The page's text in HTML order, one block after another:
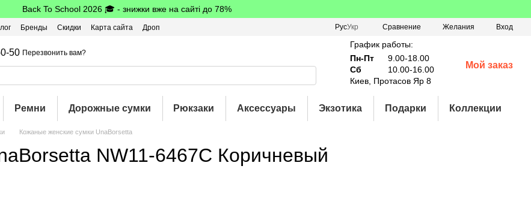
Back To School 2026 🎓 - знижки вже на сайті до 78%
Бренды Скидки Карта сайта
Дроп
РусУкр Сравнение Желания Вход
50 Перезвонить вам?
График работы:
Пн-Пт
9.00-18.00
Сб
10.00-16.00
Киев, Протасов Яр 8
Мой заказ
Ремни Дорожные сумки Рюкзаки Аксессуары Экзотика Подарки Коллекции
Кожаные женские сумки UnaBorsetta
NW11-6467C Коричневый